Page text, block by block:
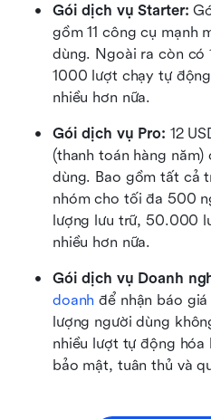
Gói dịch vụ Starter:
gồm 11 công cụ mạnh
dùng. Ngoài ra còn có
1000 lượt chạy tự
nhiều hơn nữa.
Gói dịch vụ Pro: 12
(thanh toán hàng
dùng. Bao gồm tất cả
nhóm cho tối đa 500
lượng lưu trữ, 50.000
nhiều hơn nữa.
Gói dịch vụ Doanh
doanh để nhận báo
lượng người dùng
nhiều lượt tự động hóa
bảo mật, tuân thủ và